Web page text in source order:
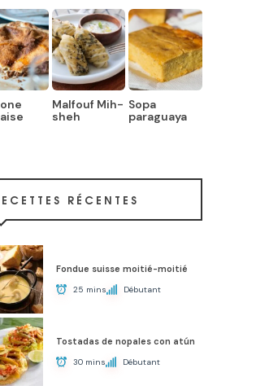
Malfouf Mih-
sheh
Sopa
paraguaya
RÉCENTES
Fondue suisse moitié-moitié
25 mins Débutant
Tostadas de nopales con atún
30 mins Débutant